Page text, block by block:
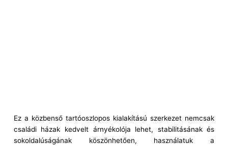
Ez a közbenső tartóoszlopos kialakítású szerkezet nemcsak
családi házak kedvelt árnyékolója lehet, stabilitásának és
sokoldalúságának köszönhetően, használatuk a